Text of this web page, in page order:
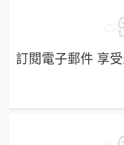
訂閱電子郵件 享